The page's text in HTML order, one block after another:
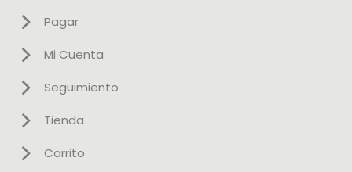
Pagar
Mi Cuenta
Seguimiento
Tienda
Carrito